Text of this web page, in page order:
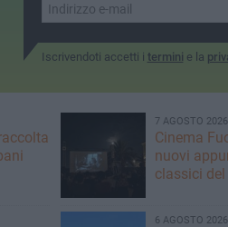
firmato un apposito decreto.
La sede presso la
Presidenza della Giunta
Regionale
Iscrivendoti accetti i termini e la
7 AGOSTO 2026
Cinema
nuovi
classici
6 AGOSTO 2026